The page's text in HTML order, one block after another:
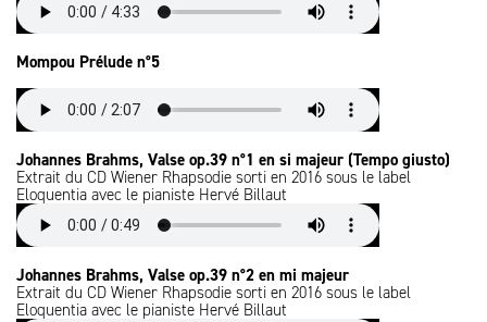
Mompou Prélude n°5
Johannes Brahms, Valse op.39 n°1 en si majeur (Tempo giusto)
Extrait du CD Wiener Rhapsodie sorti en 2016 sous le label
Eloquentia avec le pianiste Hervé Billaut
Johannes Brahms, Valse op.39 n°2 en mi majeur
Extrait du CD Wiener Rhapsodie sorti en 2016 sous le label
Eloquentia avec le pianiste Hervé Billaut